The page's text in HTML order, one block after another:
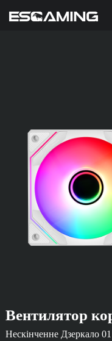
Вентилятор
Нескінченне Дзеркало 01